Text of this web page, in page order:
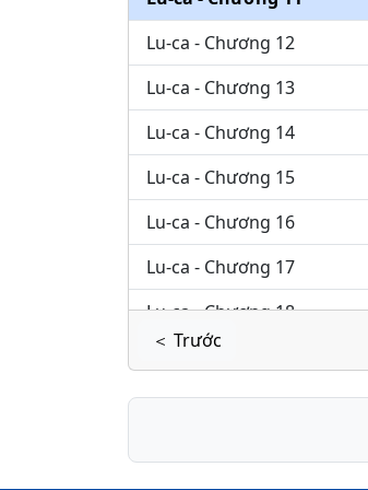
Lu-ca - Chương 12
Lu-ca - Chương 13
Lu-ca - Chương 14
Lu-ca - Chương 15
Lu-ca - Chương 16
Lu-ca - Chương 17
Lu-ca - Chương 18
Lu-ca - Chương 20
＜ Trước